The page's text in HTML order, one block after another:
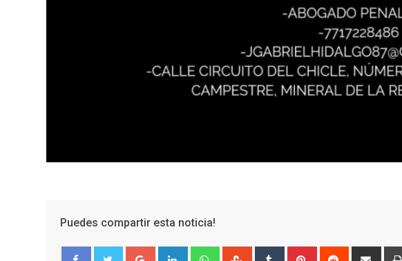
Puedes compartir esta noticia!
Google+ LinkedIn WhatsappStumbleUpon
Tumblr Pinterest Reddit
Share